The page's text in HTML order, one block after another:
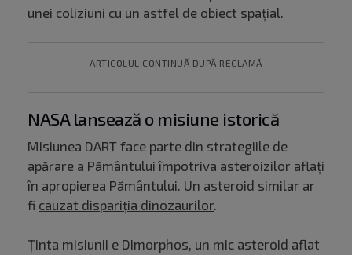
unei coliziuni cu un astfel de obiect spațial.
ARTICOLUL CONTINUĂ DUPĂ RECLAMĂ
NASA lansează o misiune istorică
Misiunea DART face parte din strategiile de
apărare a Pământului împotriva asteroizilor aflați
în apropierea Pământului. Un asteroid similar ar
fi cauzat dispariția dinozaurilor.
Ținta misiunii e Dimorphos, un mic asteroid aflat